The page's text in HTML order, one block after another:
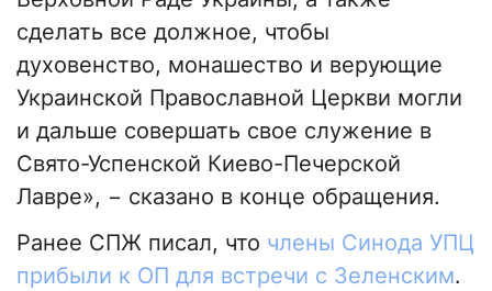
сделать все должное, чтобы
духовенство, монашество и верующие
Украинской Православной Церкви могли
и дальше совершать свое служение в
Свято-Успенской Киево-Печерской
Лавре», − сказано в конце обращения.
Ранее СПЖ писал, что члены Синода УПЦ
прибыли к ОП для встречи с Зеленским.